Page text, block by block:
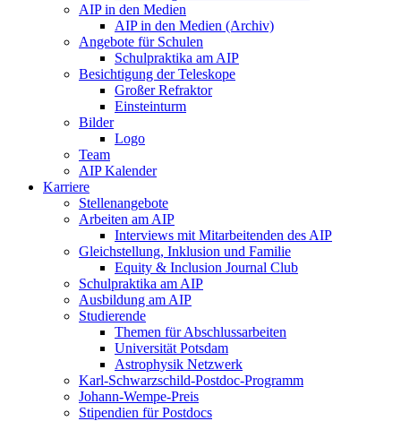
AIP in den Medien
AIP in den Medien (Archiv)
Angebote für Schulen
Schulpraktika am AIP
Besichtigung der Teleskope
Großer Refraktor
Einsteinturm
Bilder
Logo
Team
AIP Kalender
Karriere
Stellenangebote
Arbeiten am AIP
Interviews mit Mitarbeitenden des AIP
Gleichstellung, Inklusion und Familie
Equity & Inclusion Journal Club
Schulpraktika am AIP
Ausbildung am AIP
Studierende
Themen für Abschlussarbeiten
Universität Potsdam
Astrophysik Netzwerk
Karl-Schwarzschild-Postdoc-Programm
Johann-Wempe-Preis
Stipendien für Postdocs